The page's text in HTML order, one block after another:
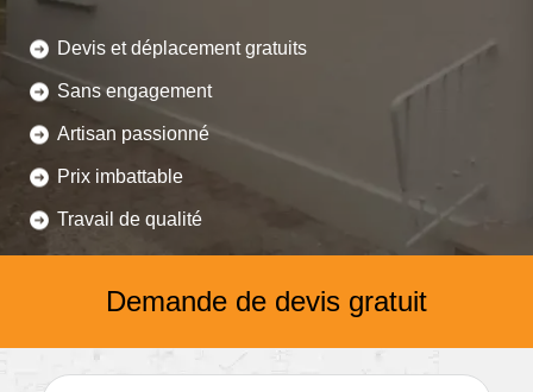
Devis et déplacement gratuits
Sans engagement
Artisan passionné
Prix imbattable
Travail de qualité
Demande de devis gratuit